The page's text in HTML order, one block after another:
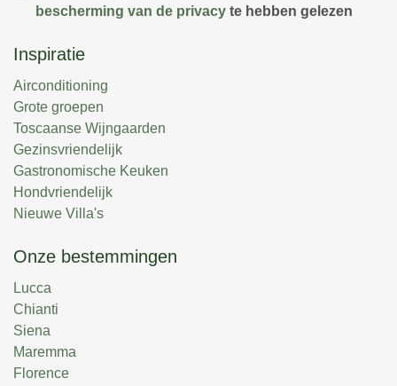
bescherming van de privacy te hebben gelezen
Inspiratie
Airconditioning
Grote groepen
Toscaanse Wijngaarden
Gezinsvriendelijk
Gastronomische Keuken
Hondvriendelijk
Nieuwe Villa's
Onze bestemmingen
Lucca
Chianti
Siena
Maremma
Florence